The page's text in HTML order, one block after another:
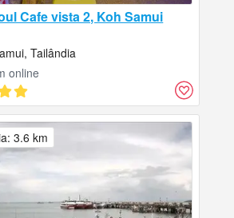
Cafe vista 2, Koh Samui
Tailândia
online
3.6 km